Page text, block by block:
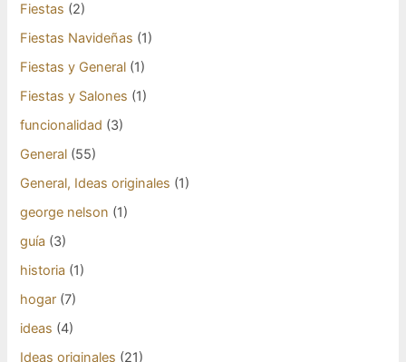
Fiestas (2)
Fiestas Navideñas (1)
Fiestas y General (1)
Fiestas y Salones (1)
funcionalidad (3)
General (55)
General, Ideas originales (1)
george nelson (1)
guía (3)
historia (1)
hogar (7)
ideas (4)
Ideas originales (21)